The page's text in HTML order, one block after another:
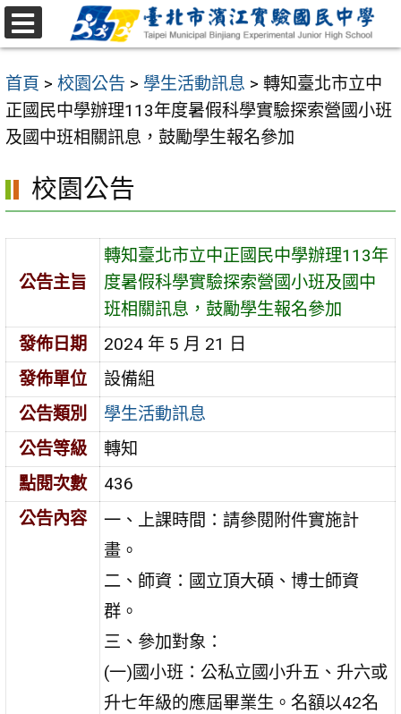
跳
至
要
內
容
首頁 > 校園公告 > 學生活動訊息 > 轉知臺北市立中
正國民中學辦理113年度暑假科學實驗探索營國小班
及國中班相關訊息，鼓勵學生報名參加
校園公告
公告主旨
轉知臺北市立中正國民中學辦理113年
度暑假科學實驗探索營國小班及國中
班相關訊息，鼓勵學生報名參加
發佈日期
2024 年 5 月 21 日
發佈單位
設備組
公告類別
學生活動訊息
公告等級
轉知
點閱次數
436
公告內容
一、上課時間：請參閱附件實施計
畫。
二、師資：國立頂大碩、博士師資
群。
三、參加對象：
(一)國小班：公私立國小升五、升六或
升七年級的應屆畢業生。名額以42名
選
單